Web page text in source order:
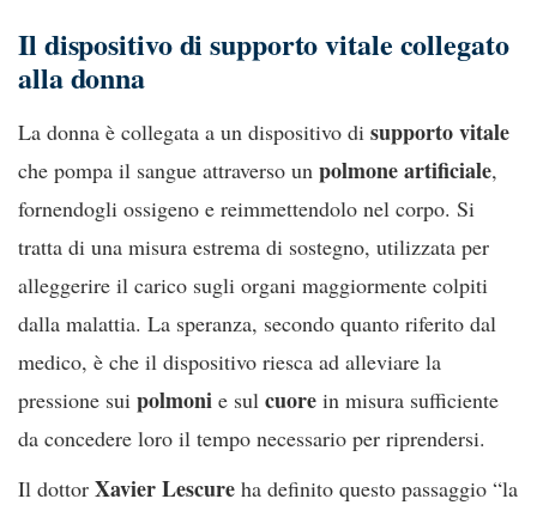
Il dispositivo di supporto vitale collegato
alla donna
La donna è collegata a un dispositivo di supporto vitale
che pompa il sangue attraverso un polmone artificiale,
fornendogli ossigeno e reimmettendolo nel corpo. Si
tratta di una misura estrema di sostegno, utilizzata per
alleggerire il carico sugli organi maggiormente colpiti
dalla malattia. La speranza, secondo quanto riferito dal
medico, è che il dispositivo riesca ad alleviare la
pressione sui polmoni e sul cuore in misura sufficiente
da concedere loro il tempo necessario per riprendersi.
Il dottor Xavier Lescure ha definito questo passaggio “la